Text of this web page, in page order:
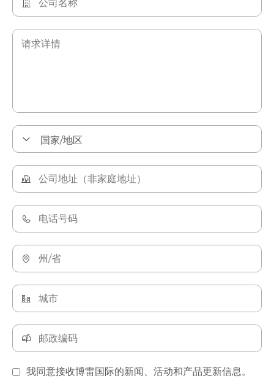
我同意接收博雷国际的新闻、活动和产品更新信息。